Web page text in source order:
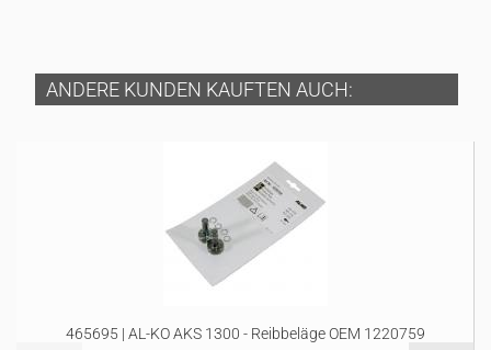
ANDERE KUNDEN KAUFTEN AUCH:
465695 | AL-KO AKS 1300 - Reibbeläge OEM 1220759